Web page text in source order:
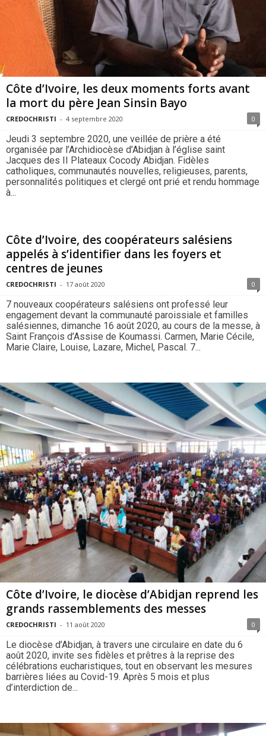
Côte d’Ivoire, les deux moments forts avant
la mort du père Jean Sinsin Bayo
CREDOCHRISTI - 4 septembre 2020 0
Jeudi 3 septembre 2020, une veillée de prière a été
organisée par l’Archidiocèse d’Abidjan à l’église saint
Jacques des II Plateaux Cocody Abidjan. Fidèles
catholiques, communautés nouvelles, religieuses, parents,
personnalités politiques et clergé ont prié et rendu hommage
à...
Côte d’Ivoire, des coopérateurs salésiens
appelés à s’identifier dans les foyers et
centres de jeunes
CREDOCHRISTI - 17 août 2020 0
7 nouveaux coopérateurs salésiens ont professé leur
engagement devant la communauté paroissiale et familles
salésiennes, dimanche 16 août 2020, au cours de la messe, à
Saint François d’Assise de Koumassi. Carmen, Marie Cécile,
Marie Claire, Louise, Lazare, Michel, Pascal. 7...
Côte d’Ivoire, le diocèse d’Abidjan reprend les
grands rassemblements des messes
CREDOCHRISTI - 11 août 2020 0
Le diocèse d’Abidjan, à travers une circulaire en date du 6
août 2020, invite ses fidèles et prêtres à la reprise des
célébrations eucharistiques, tout en observant les mesures
barrières liées au Covid-19. Après 5 mois et plus
d’interdiction de...